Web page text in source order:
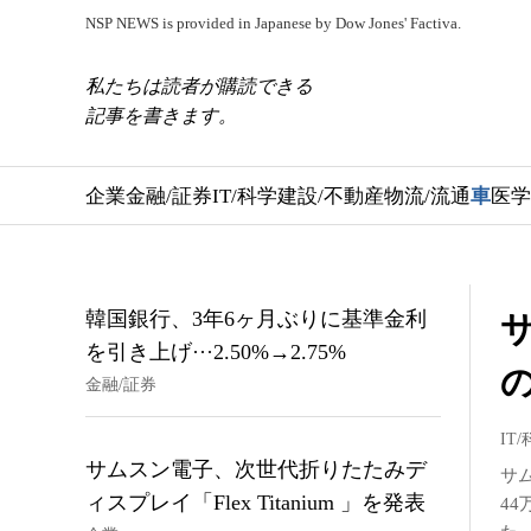
NSP NEWS is provided in Japanese by Dow Jones' Factiva.
私たちは読者が購読できる
記事を書きます。
企業金融/証券IT/科学建設/不動産物流/流通車医
IT/
サ
44
韓国銀行、3年6ヶ月ぶりに基準金利
を引き上げ···2.50%→2.75%
金融/証券
サムスン電子、次世代折りたたみデ
ィスプレイ「Flex Titanium 」を発表